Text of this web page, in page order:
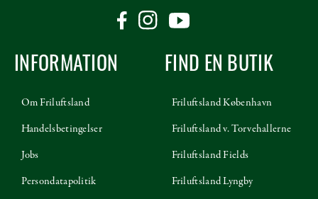
INFORMATION
Om Friluftsland
Handelsbetingelser
Jobs
Persondatapolitik
FIND EN BUTIK
Friluftsland København
Friluftsland v. Torvehallerne
Friluftsland Fields
Friluftsland Lyngby